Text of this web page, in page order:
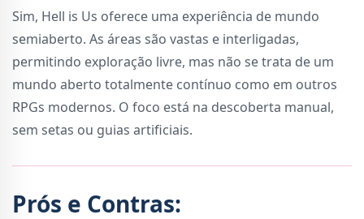
Sim, Hell is Us oferece uma experiência de mundo
semiaberto. As áreas são vastas e interligadas,
permitindo exploração livre, mas não se trata de um
mundo aberto totalmente contínuo como em outros
RPGs modernos. O foco está na descoberta manual,
sem setas ou guias artificiais.
Prós e Contras: